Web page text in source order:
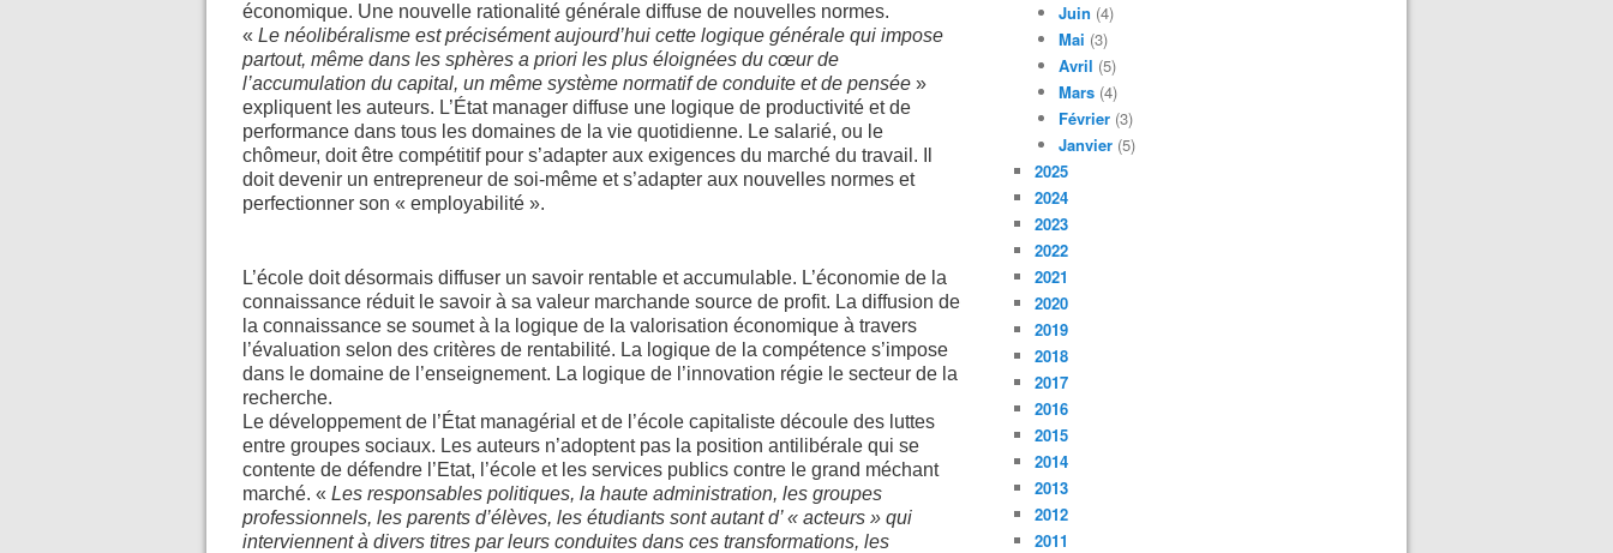
économique. Une nouvelle rationalité générale diffuse de nouvelles normes.
« Le néolibéralisme est précisément aujourd’hui cette logique générale qui impose
partout, même dans les sphères a priori les plus éloignées du cœur de
l’accumulation du capital, un même système normatif de conduite et de pensée »
expliquent les auteurs. L’État manager diffuse une logique de productivité et de
performance dans tous les domaines de la vie quotidienne. Le salarié, ou le
chômeur, doit être compétitif pour s’adapter aux exigences du marché du travail. Il
doit devenir un entrepreneur de soi-même et s’adapter aux nouvelles normes et
perfectionner son « employabilité ».
L’école doit désormais diffuser un savoir rentable et accumulable. L’économie de la
connaissance réduit le savoir à sa valeur marchande source de profit. La diffusion de
la connaissance se soumet à la logique de la valorisation économique à travers
l’évaluation selon des critères de rentabilité. La logique de la compétence s’impose
dans le domaine de l’enseignement. La logique de l’innovation régie le secteur de la
recherche.
Le développement de l’État managérial et de l’école capitaliste découle des luttes
entre groupes sociaux. Les auteurs n’adoptent pas la position antilibérale qui se
contente de défendre l’Etat, l’école et les services publics contre le grand méchant
marché. « Les responsables politiques, la haute administration, les groupes
professionnels, les parents d’élèves, les étudiants sont autant d’ « acteurs » qui
interviennent à divers titres par leurs conduites dans ces transformations, les
Juin (4)
Mai (3)
Avril (5)
Mars (4)
Février (3)
Janvier (5)
2025
2024
2023
2022
2021
2020
2019
2018
2017
2016
2015
2014
2013
2012
2011